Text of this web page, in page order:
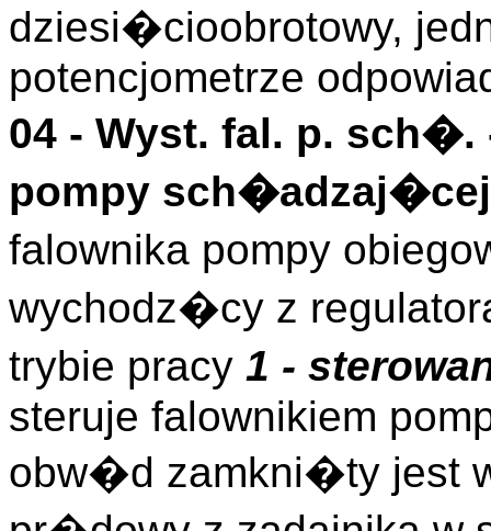
dziesi�cioobrotowy,
potencjometrze
04 - Wyst. fal. p. sch�.
pompy
falownika pompy
wychodz�cy z
trybie pracy 1 -
steruje falownikiem
obw�d zamkni�ty jest